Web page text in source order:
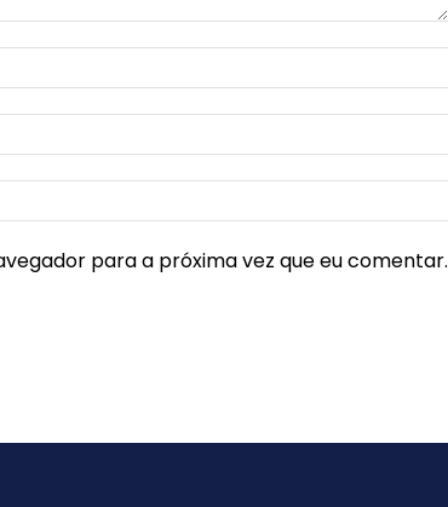
para a próxima vez que eu comentar.